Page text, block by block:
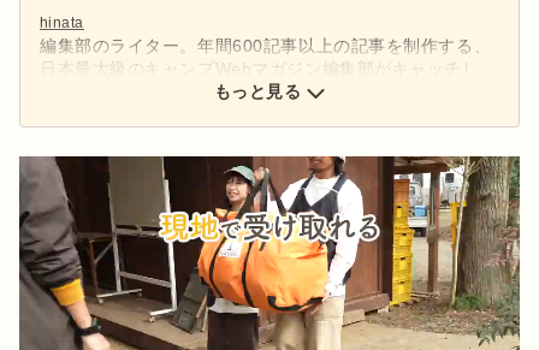
hinata
編集部のライター。年間600記事以上の記事を制作する、
日本最大級のキャンプWebマガジン編集部がキャッチし
た、アウトドアの最新情報をお届けします。
もっと見る